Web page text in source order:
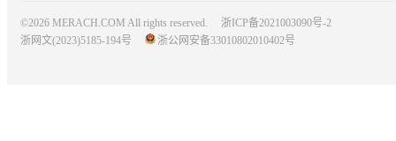
©2026 MERACH.COM All rights reserved.
浙ICP备2021003090号-2
浙网文(2023)5185-194号
浙公网安备33010802010402号